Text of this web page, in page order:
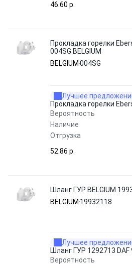
46.60 p.
Прокладка горелки
004SG BELGIUM
BELGIUM 004SG
Лучшее
Прокладка горелки
Вероятность
Наличие
Отгрузка
52.86 p.
Шланг ГУР BELGIUM
BELGIUM 19932118
Лучшее
Шланг ГУР 1292713 DAF
Вероятность